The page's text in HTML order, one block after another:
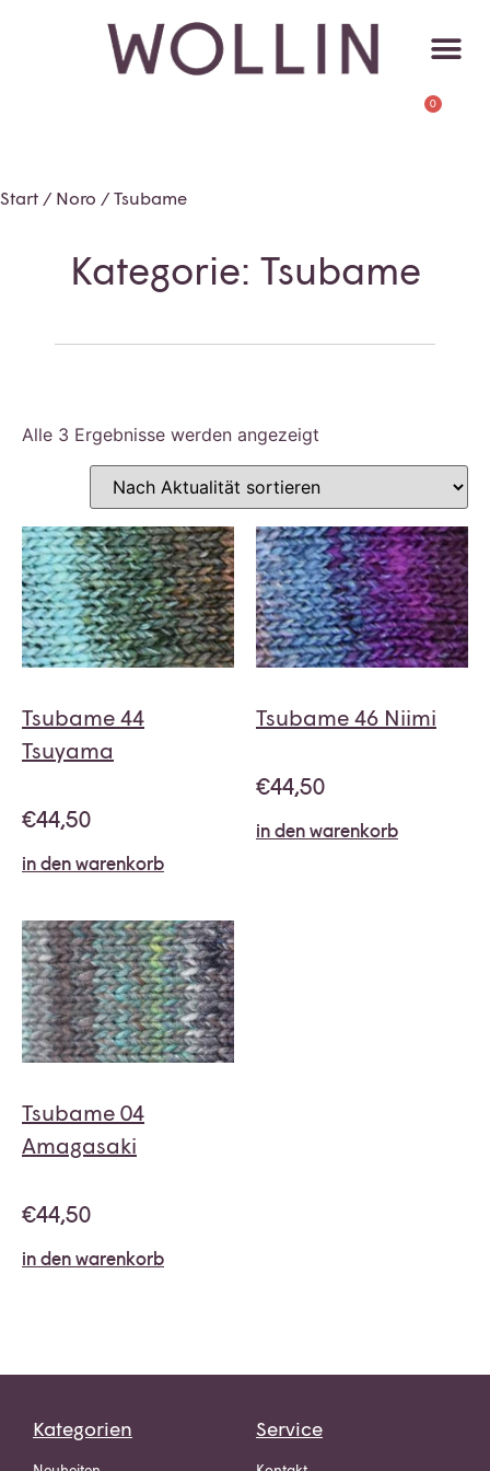
0
Start / Noro / Tsubame
Kategorie: Tsubame
Alle 3 Ergebnisse werden angezeigt
Tsubame 44
Tsuyama
€44,50
in den warenkorb
Tsubame 46 Niimi
€44,50
in den warenkorb
Tsubame 04
Amagasaki
€44,50
in den warenkorb
Kategorien Service